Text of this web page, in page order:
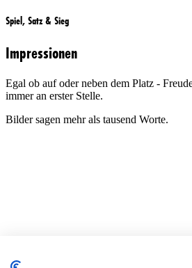
Spiel, Satz & Sieg
Impressionen
Egal ob auf oder neben dem Platz -
immer an erster Stelle.
Bilder sagen mehr als tausend Worte.
Navigation